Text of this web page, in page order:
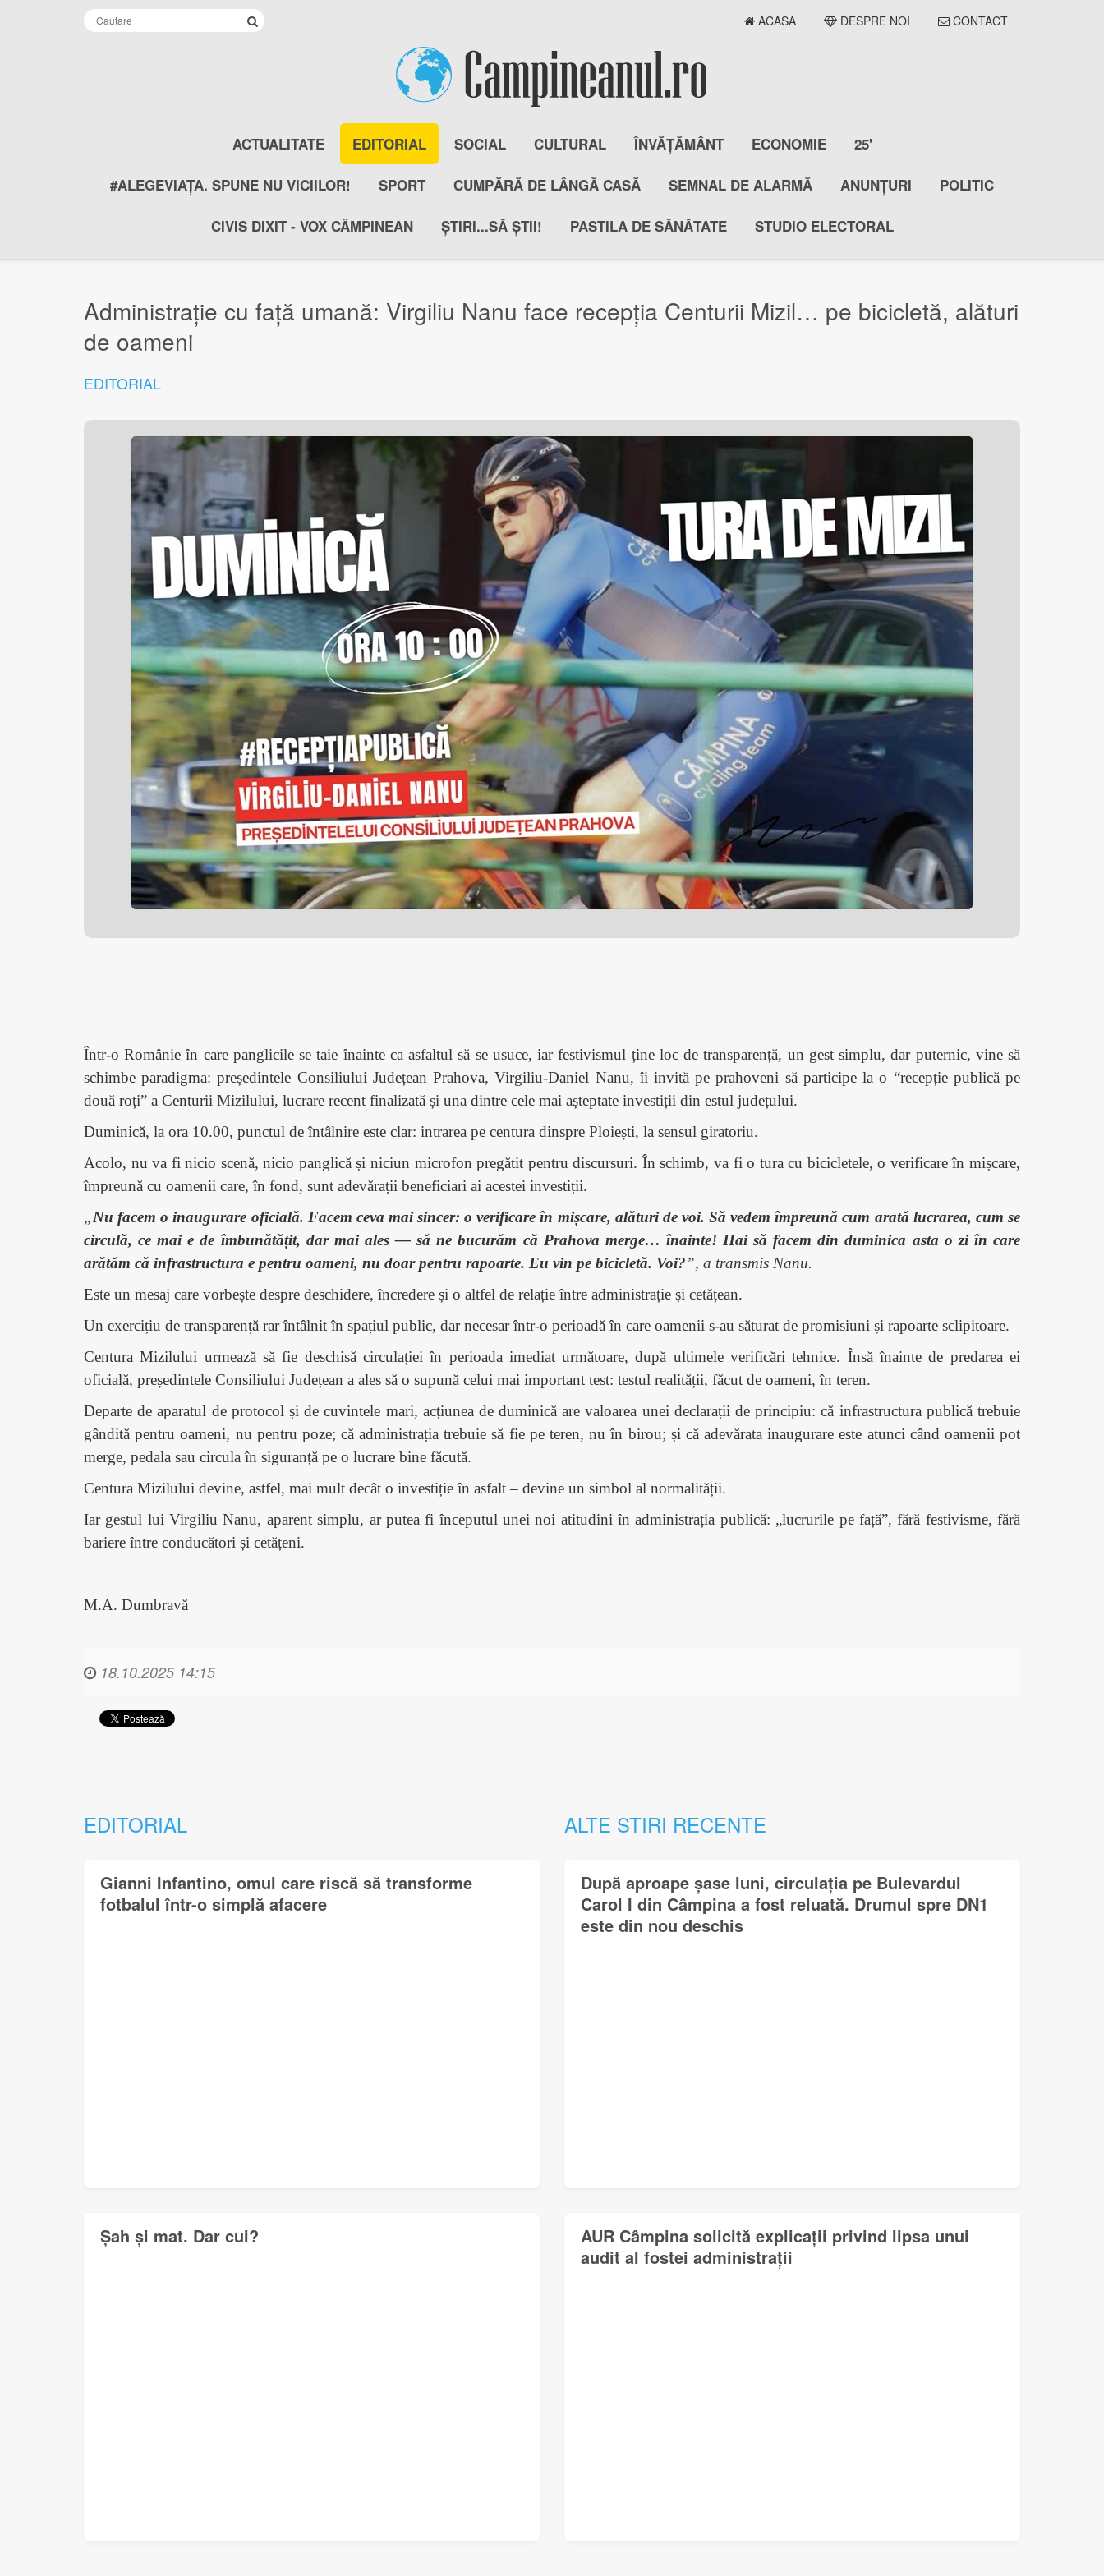
ACASA DESPRE NOI CONTACT
ACTUALITATE EDITORIAL SOCIAL CULTURAL ÎNVĂȚĂMÂNT ECONOMIE 25'
#ALEGEVIAȚA. SPUNE NU VICIILOR! SPORT CUMPĂRĂ DE LÂNGĂ CASĂ SEMNAL DE ALARMĂ ANUNȚURI POLITIC
CIVIS DIXIT - VOX CÂMPINEAN ȘTIRI...SĂ ȘTII! PASTILA DE SĂNĂTATE STUDIO ELECTORAL
Administrație cu față umană: Virgiliu Nanu face recepția Centurii Mizil… pe bicicletă, alături
de oameni
EDITORIAL
Într-o Românie în care panglicile se taie înainte ca asfaltul să se usuce, iar festivismul ține loc de transparență, un gest simplu, dar puternic, vine să
schimbe paradigma: președintele Consiliului Județean Prahova, Virgiliu-Daniel Nanu, îi invită pe prahoveni să participe la o “recepție publică pe
două roți” a Centurii Mizilului, lucrare recent finalizată și una dintre cele mai așteptate investiții din estul județului.
Duminică, la ora 10.00, punctul de întâlnire este clar: intrarea pe centura dinspre Ploiești, la sensul giratoriu.
Acolo, nu va fi nicio scenă, nicio panglică și niciun microfon pregătit pentru discursuri. În schimb, va fi o tura cu bicicletele, o verificare în mișcare,
împreună cu oamenii care, în fond, sunt adevărații beneficiari ai acestei investiții.
„Nu facem o inaugurare oficială. Facem ceva mai sincer: o verificare în mișcare, alături de voi. Să vedem împreună cum arată lucrarea, cum se
circulă, ce mai e de îmbunătățit, dar mai ales — să ne bucurăm că Prahova merge… înainte! Hai să facem din duminica asta o zi în care
arătăm că infrastructura e pentru oameni, nu doar pentru rapoarte. Eu vin pe bicicletă. Voi?”, a transmis Nanu.
Este un mesaj care vorbește despre deschidere, încredere și o altfel de relație între administrație și cetățean.
Un exercițiu de transparență rar întâlnit în spațiul public, dar necesar într-o perioadă în care oamenii s-au săturat de promisiuni și rapoarte sclipitoare.
Centura Mizilului urmează să fie deschisă circulației în perioada imediat următoare, după ultimele verificări tehnice. Însă înainte de predarea ei
oficială, președintele Consiliului Județean a ales să o supună celui mai important test: testul realității, făcut de oameni, în teren.
Departe de aparatul de protocol și de cuvintele mari, acțiunea de duminică are valoarea unei declarații de principiu: că infrastructura publică trebuie
gândită pentru oameni, nu pentru poze; că administrația trebuie să fie pe teren, nu în birou; și că adevărata inaugurare este atunci când oamenii pot
merge, pedala sau circula în siguranță pe o lucrare bine făcută.
Centura Mizilului devine, astfel, mai mult decât o investiție în asfalt – devine un simbol al normalității.
Iar gestul lui Virgiliu Nanu, aparent simplu, ar putea fi începutul unei noi atitudini în administrația publică: „lucrurile pe față”, fără festivisme, fără
bariere între conducători și cetățeni.
M.A. Dumbravă
18.10.2025 14:15
EDITORIAL
Gianni Infantino, omul care riscă să transforme
fotbalul într-o simplă afacere
Șah și mat. Dar cui?
ALTE STIRI RECENTE
După aproape șase luni, circulația pe Bulevardul
Carol I din Câmpina a fost reluată. Drumul spre DN1
este din nou deschis
AUR Câmpina solicită explicații privind lipsa unui
audit al fostei administrații